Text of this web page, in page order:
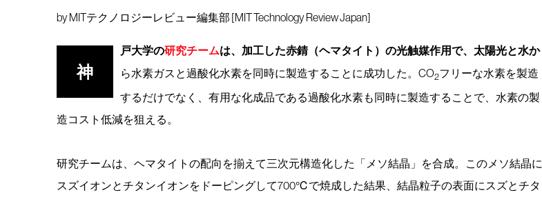
byMITテクノロジーレビュー編集部 [MIT Technology Review Japan]
神
戸大学の研究チームは、加工した赤錆（ヘマタイト）の光触媒作用で、太陽光と水か
ら水素ガスと過酸化水素を同時に製造することに成功した。CO2フリーな水素を製造
するだけでなく、有用な化成品である過酸化水素も同時に製造することで、水素の製
造コスト低減を狙える。
研究チームは、ヘマタイトの配向を揃えて三次元構造化した「メソ結晶」を合成。このメソ結晶に
スズイオンとチタンイオンをドーピングして700℃で焼成した結果、結晶粒子の表面にスズとチタ